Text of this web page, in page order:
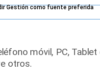
Gestióncomo fuente preferida
móvil, PC, Tablet
otros.